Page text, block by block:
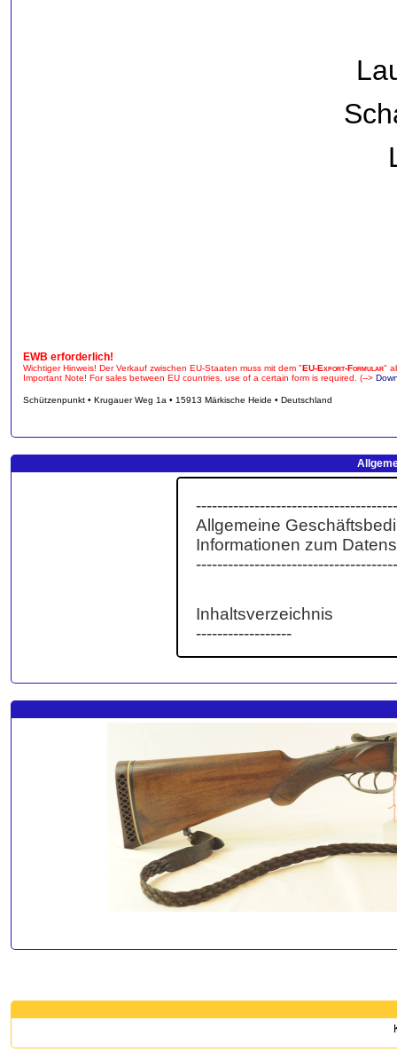
EWB erforderlich!
Wichtiger Hinweis! Der Verkauf zwischen EU-Staaten muss mit dem "EU-Export-Formular"
Important Note! For sales between EU countries, use of a certain form is required. (-->
Schützenpunkt • Krugauer Weg 1a • 15913 Märkische Heide • Deutschland